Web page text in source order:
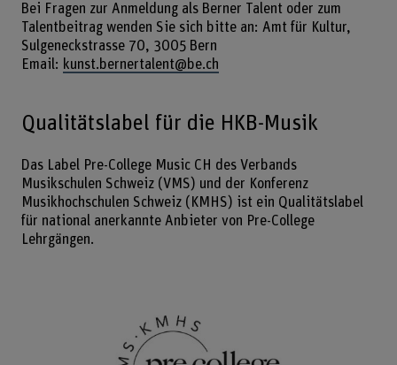
Bei Fragen zur Anmeldung als Berner Talent oder zum
Talentbeitrag wenden Sie sich bitte an: Amt für Kultur,
Sulgeneckstrasse 70, 3005 Bern
Email: kunst.bernertalent@be.ch
Qualitätslabel für die HKB-Musik
Das Label Pre-College Music CH des Verbands
Musikschulen Schweiz (VMS) und der Konferenz
Musikhochschulen Schweiz (KMHS) ist ein Qualitätslabel
für national anerkannte Anbieter von Pre-College
Lehrgängen.